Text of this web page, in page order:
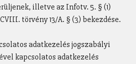
illetve az Infotv. 5. § (1)
törvény 13/A. § (3) bekezdése.
adatkezelés jogszabályi
kapcsolatos adatkezelés